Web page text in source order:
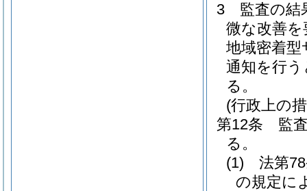
3
監査の結
微な改善
地域密着
通知を行
る。
(行政上の
第12条
監
る。
(1)
法第
の規定に